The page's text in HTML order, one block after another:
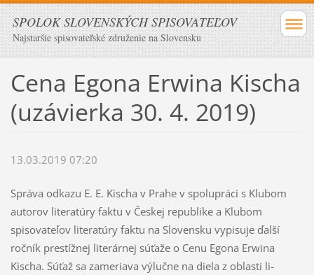
SPOLOK SLOVENSKÝCH SPISOVATEĽOV
Najstaršie spisovateľské združenie na Slovensku
Cena Egona Erwina Kischa
(uzávierka 30. 4. 2019)
13.03.2019 07:20
Správa odkazu E. E. Kischa v Prahe v spolu­práci s Klubom
autorov literatúry faktu v Českej republike a Klubom
spisovateľov literatúry fak­tu na Slovensku vypisuje ďalší
ročník prestížnej literárnej súťaže o Cenu Egona Erwina
Kischa. Súťaž sa zameriava výlučne na diela z oblasti li­